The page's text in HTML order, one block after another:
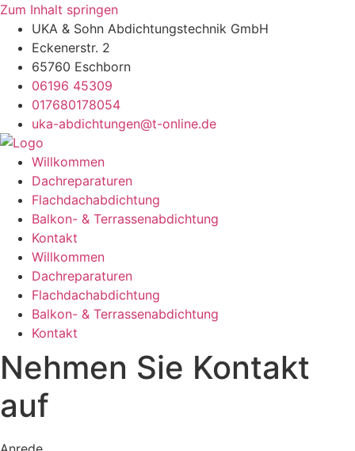
Zum Inhalt springen
UKA & Sohn Abdichtungstechnik GmbH
Eckenerstr. 2
65760 Eschborn
06196 45309
017680178054
uka-abdichtungen@t-online.de
Willkommen
Dachreparaturen
Flachdachabdichtung
Balkon- & Terrassenabdichtung
Kontakt
Willkommen
Dachreparaturen
Flachdachabdichtung
Balkon- & Terrassenabdichtung
Kontakt
Nehmen Sie Kontakt
auf